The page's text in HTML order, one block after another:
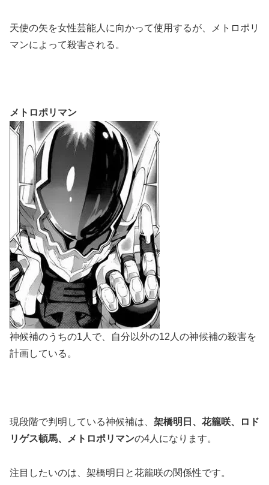
天使の矢を女性芸能人に向かって使用するが、メトロポリ
マンによって殺害される。
メトロポリマン
神候補のうちの1人で、自分以外の12人の神候補の殺害を
計画している。
現段階で判明している神候補は、 架橋明日、花籠咲、ロド
リゲス頓馬、メトロポリマンの4人になります。
注目したいのは、架橋明日と花籠咲の関係性です。